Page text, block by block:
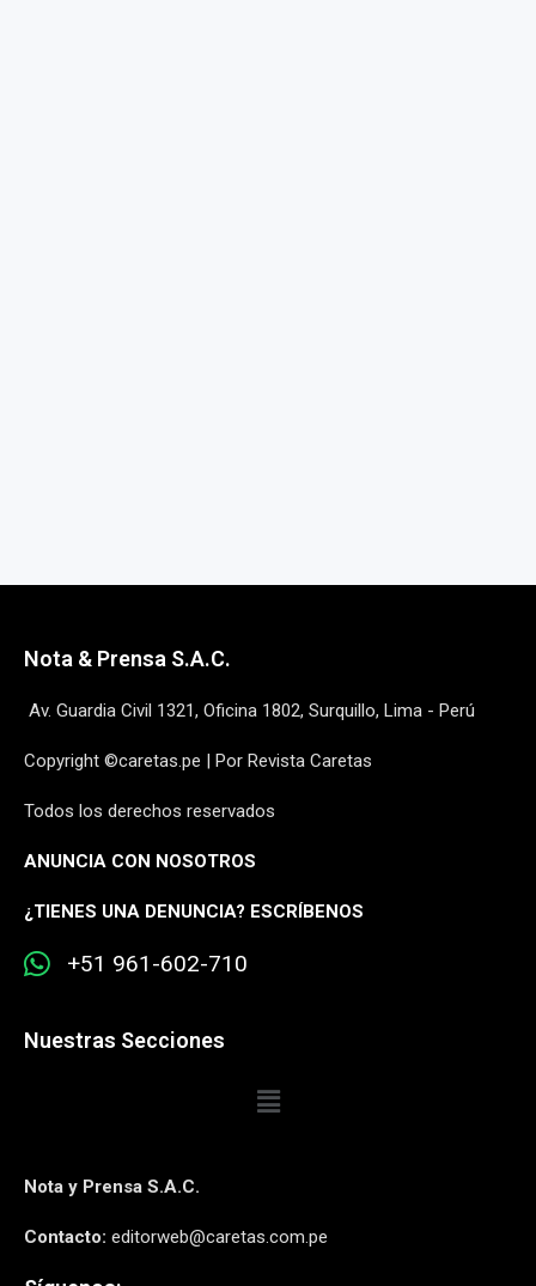
Nota & Prensa S.A.C.
Av. Guardia Civil 1321, Oficina 1802, Surquillo, Lima - Perú
Copyright ©caretas.pe | Por Revista Caretas
Todos los derechos reservados
ANUNCIA CON NOSOTROS
¿TIENES UNA DENUNCIA? ESCRÍBENOS
+51 961-602-710
Nuestras Secciones
Nota y Prensa S.A.C.
Contacto: editorweb@caretas.com.pe